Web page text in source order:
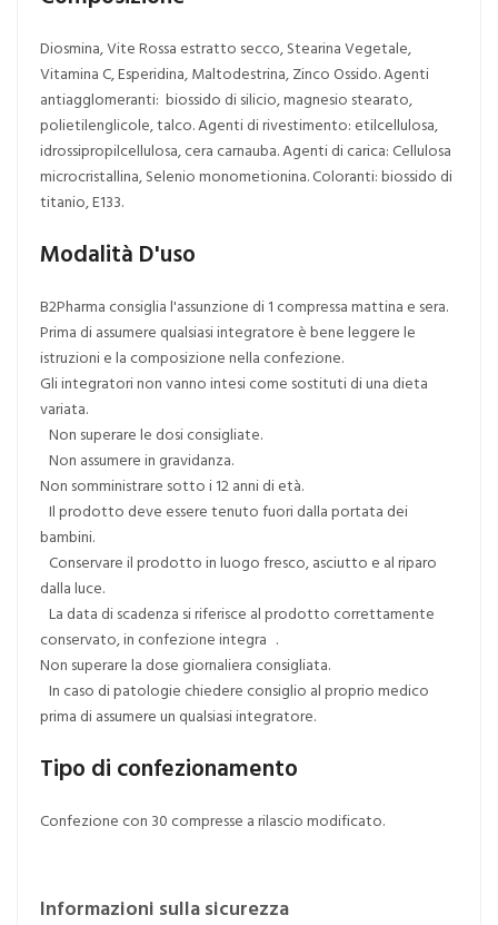
Diosmina, Vite Rossa estratto secco, Stearina Vegetale,
Vitamina C, Esperidina, Maltodestrina, Zinco Ossido. Agenti
antiagglomeranti: biossido di silicio, magnesio stearato,
polietilenglicole, talco. Agenti di rivestimento: etilcellulosa,
idrossipropilcellulosa, cera carnauba. Agenti di carica: Cellulosa
microcristallina, Selenio monometionina. Coloranti: biossido di
titanio, E133.
Modalità D'uso
B2Pharma consiglia l'assunzione di 1 compressa mattina e sera.
Prima di assumere qualsiasi integratore è bene leggere le
istruzioni e la composizione nella confezione.
Gli integratori non vanno intesi come sostituti di una dieta
variata.
Non superare le dosi consigliate.
Non assumere in gravidanza.
Non somministrare sotto i 12 anni di età.
Il prodotto deve essere tenuto fuori dalla portata dei
bambini.
Conservare il prodotto in luogo fresco, asciutto e al riparo
dalla luce.
La data di scadenza si riferisce al prodotto correttamente
conservato, in confezione integra .
Non superare la dose giornaliera consigliata.
In caso di patologie chiedere consiglio al proprio medico
prima di assumere un qualsiasi integratore.
Tipo di confezionamento
Confezione con 30 compresse a rilascio modificato.
Informazioni sulla sicurezza